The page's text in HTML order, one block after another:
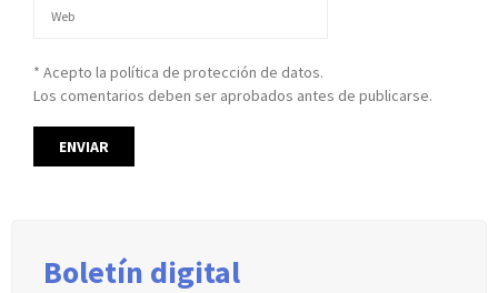
* Acepto la política de protección de datos.
Los comentarios deben ser aprobados antes de publicarse.
Boletín digital